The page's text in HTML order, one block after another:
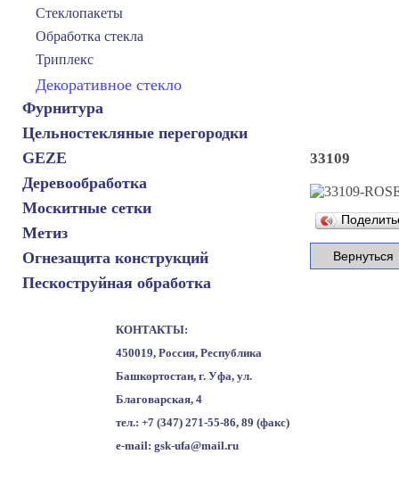
Стеклопакеты
Обработка стекла
Триплекс
Декоративное стекло
Фурнитура
Цельностекляные перегородки
GEZE
Деревообработка
Москитные сетки
Метиз
Огнезащита конструкций
Пескоструйная обработка
КОНТАКТЫ:
450019, Россия, Республика
Башкортостан, г. Уфа, ул.
Благоварская, 4
тел.: +7 (347) 271-55-86, 89 (факс)
e-mail: gsk-ufa@mail.ru
33109